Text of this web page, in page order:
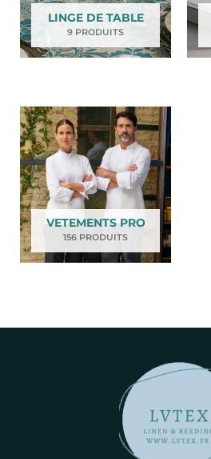
LINGE DE TABLE
9 PRODUITS
VETEMENTS PRO
156 PRODUITS